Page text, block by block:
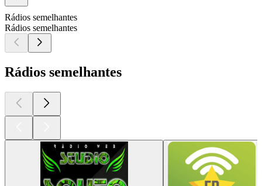
Rádios semelhantes
Rádios semelhantes
Rádios semelhantes